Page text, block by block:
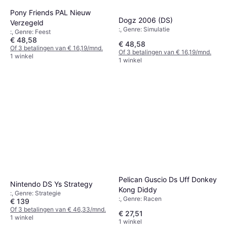
Pony Friends PAL Nieuw
Verzegeld
:, Genre: Feest
€ 48,58
Of 3 betalingen van € 16,19/mnd.
1 winkel
Dogz 2006 (DS)
:, Genre: Simulatie
€ 48,58
Of 3 betalingen van € 16,19/mnd.
1 winkel
Nintendo DS Ys Strategy
:, Genre: Strategie
€ 139
Of 3 betalingen van € 46,33/mnd.
1 winkel
Pelican Guscio Ds Uff Donkey
Kong Diddy
:, Genre: Racen
€ 27,51
1 winkel